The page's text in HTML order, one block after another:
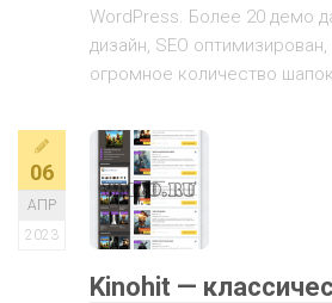
WordPress. Более 20 демо
дизайн, SEO
огромное количество
06
АПР
2023
Kinohit —